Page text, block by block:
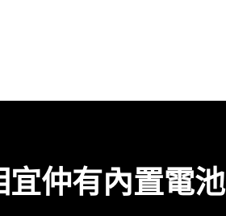
宜仲有內置電池